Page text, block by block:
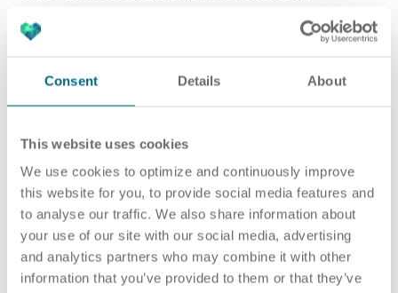
Consent Details About
This website uses cookies
We use cookies to optimize and continuously improve
this website for you, to provide social media features and
to analyse our traffic. We also share information about
your use of our site with our social media, advertising
and analytics partners who may combine it with other
information that you’ve provided to them or that they’ve
Grundlage für den Job als HR Business Partner:in
Personalwesen. Als selbstständige
Mitarbeiter:innen benötigen sie außerdem
da die Zusammenarbeit mit Menschen aller
Hierarchieebenen zum Tagesgeschäft gehört, auch
in herausfordernden Phasen wie dem Ein-, bzw.
Austritt aus dem Unternehmen oder
Beförderungen.